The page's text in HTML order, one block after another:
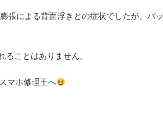
張による背面浮きとの症状でしたが、バッ
ることはありません。
マホ修理王へ